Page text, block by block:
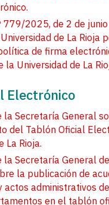
779/2025, de 2 de
de La Rioja
de firma
la Universidad de La
Electrónico
la Secretaría General
del Tablón Oficial
La Rioja.
la Secretaría General
la publicación de
actos administrativos
en el tablón